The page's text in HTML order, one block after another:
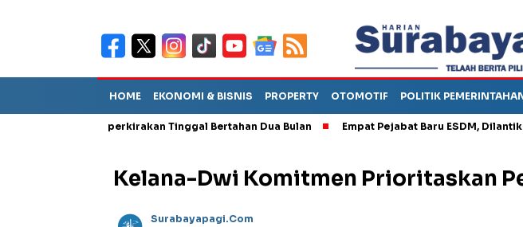
HOME EKONOMI & BISNIS PROPERTY OTOMOTIF POLITIK
TPA Diperkirakan Tinggal Bertahan Dua Bulan Empat Pejabat Baru ESDM, Dilantik Bahlil
Kelana-Dwi Komitmen Prioritaskan
Surabayapagi.com